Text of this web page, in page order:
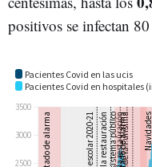
positivos se infectan